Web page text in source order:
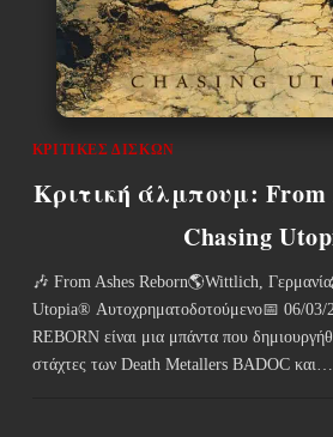
ΚΡΙΤΙΚΈΣ ΔΊΣΚΩΝ
Κριτική άλμπουμ: From
Chasing
🎶 From Ashes Reborn🌎Wittlich,
Utopia® Αυτοχρηματοδοτούμενο📅 06/03/
REBORN είναι μια μπάντα που
στάχτες των Death Metallers BADOC και…